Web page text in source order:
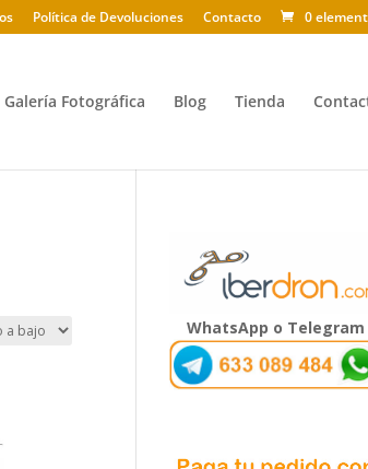
Política de Devoluciones Contacto 0
Galería Fotográfica Blog Tienda
WhatsApp o Telegram